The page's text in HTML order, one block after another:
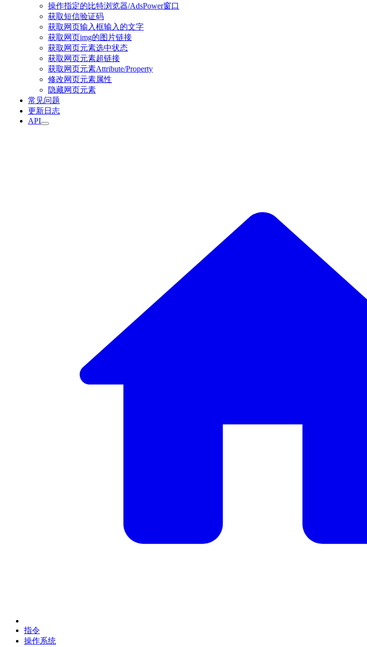
操作指定的比特浏览器/AdsPower窗口
获取短信验证码
获取网页输入框输入的文字
获取网页img的图片链接
获取网页元素选中状态
获取网页元素超链接
获取网页元素Attribute/Property
修改网页元素属性
隐藏网页元素
常见问题
更新日志
API
指令
操作系统